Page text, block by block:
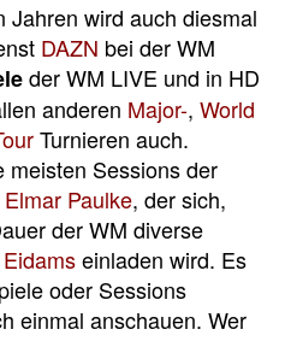
Jahren wird auch diesmal
DAZN bei der WM
der WM LIVE und in HD
anderen Major-, World
Turnieren auch.
meisten Sessions der
Elmar Paulke, der sich,
der WM diverse
einladen wird. Es
oder Sessions
einmal anschauen. Wer